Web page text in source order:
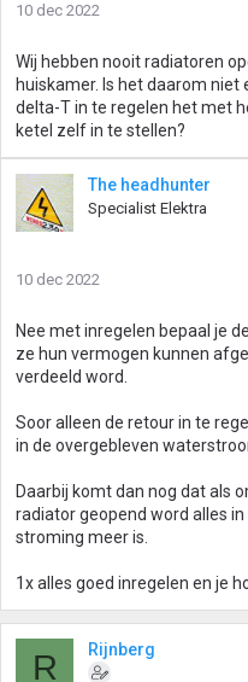
10 dec 2022
Wij hebben nooit radiatoren
huiskamer. Is het daarom
delta-T in te regelen het met
ketel zelf in te stellen?
The headhunter
Specialist Elektra
10 dec 2022
Nee met inregelen bepaal je
ze hun vermogen kunnen
verdeeld word.
Soor alleen de retour in te
in de overgebleven
Daarbij komt dan nog dat als
radiator geopend word alles
stroming meer is.
1x alles goed inregelen en je
R Rijnberg